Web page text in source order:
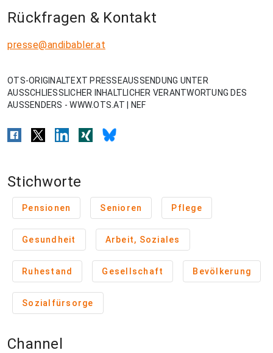
Rückfragen & Kontakt
presse@andibabler.at
OTS-ORIGINALTEXT PRESSEAUSSENDUNG UNTER
AUSSCHLIESSLICHER INHALTLICHER VERANTWORTUNG DES
AUSSENDERS - WWW.OTS.AT | NEF
Stichworte
Pensionen Senioren Pflege
Gesundheit Arbeit, Soziales
Ruhestand Gesellschaft Bevölkerung
Sozialfürsorge
Channel